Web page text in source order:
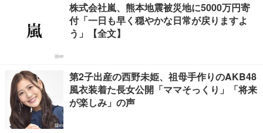
株式会社嵐、熊本地震被災地に5000万円寄
付「一日も早く穏やかな日常が戻りますよ
う」【全文】
第2子出産の西野未姫、祖母手作りのAKB48
風衣装着た長女公開「ママそっくり」「将来
が楽しみ」の声